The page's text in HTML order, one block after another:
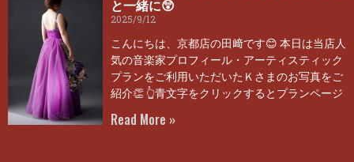
と一緒に😲
2025/9/12
こんにちは、京都店の田﨑です😊 本日は当店人
気の音楽家プロフィール・アーティスティック
プランをご利用いただいたＫさまのお写真をご
紹介👏 👆青文字をクリックするとプランページ
Read More »